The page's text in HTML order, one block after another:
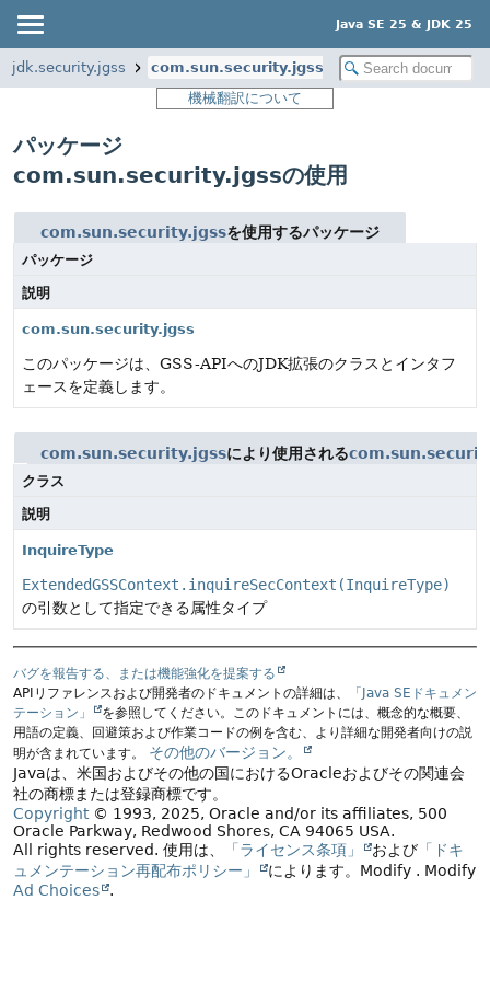
Java SE 25 & JDK 25
jdk.security.jgss
com.sun.security.jgss
機械翻訳について
パッケージ
com.sun.security.jgssの使用
com.sun.security.jgssを使用するパッケージ
パッケージ
説明
com.sun.security.jgss
このパッケージは、GSS-APIへのJDK拡張のクラスとインタフ
ェースを定義します。
com.sun.security.jgssにより使用される
クラス
説明
InquireType
ExtendedGSSContext.inquireSecContext(InquireType)
の引数として指定できる属性タイプ
バグを報告する、または機能強化を提案する
APIリファレンスおよび開発者のドキュメントの詳細は、
「Java SEドキュメン
テーション」
を参照してください。このドキュメントには、概念的な概要、
用語の定義、回避策および作業コードの例を含む、より詳細な開発者向けの説
明が含まれています。
その他のバージョン。
Javaは、米国およびその他の国におけるOracleおよびその関連会
社の商標または登録商標です。
Copyright© 1993, 2025, Oracle and/or its affiliates, 500
Oracle Parkway, Redwood Shores, CA 94065 USA.
All rights reserved. 使用は、 「ライセンス条項」 および 「ドキ
ュメンテーション再配布ポリシー」
によります。 Modify . Modify
Ad Choices
.